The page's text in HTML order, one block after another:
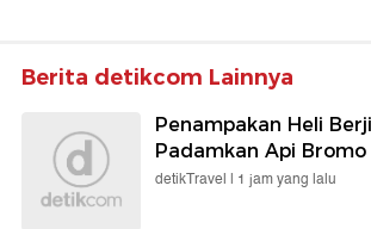
Berita detikcom Lainnya
Penampakan Heli
Padamkan Api Bromo
detikTravel | 1 jam yang lalu